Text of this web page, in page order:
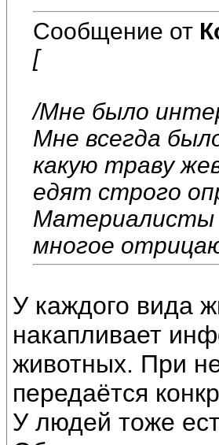
Сообщение от
[
/Мне было
Мне всегда
какую траву
едят строго
Материалисты
многое
У каждого вида
накапливает
животных. При
передаётся
У людей тоже